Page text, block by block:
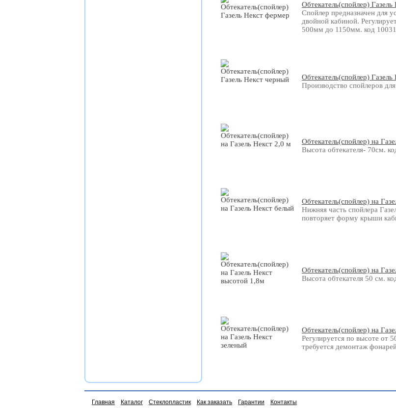
Обтекатель(спойлер)
Спойлер предназначен для
двойной кабиной.
500мм до 1150мм. код 10031
Обтекатель(спойлер)
Производство спойлеров
Обтекатель(спойлер) на
Высота обтекателя- 70см.
Обтекатель(спойлер) на
Нижняя часть спойлера
повторяет форму крыши
Обтекатель(спойлер) на
Высота обтекателя 50 см.
Обтекатель(спойлер) на
Регулируется по высоте от
требуется демонтаж
Главная Каталог Стеклопластик Как заказать Гарантии Контакты